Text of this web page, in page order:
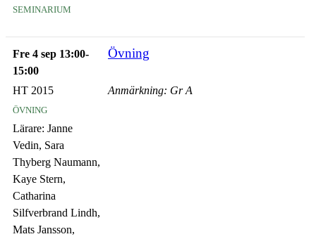
seminarium
Fre 4 sep 13:00-
15:00
Övning
HT 2015
övning
Lärare: Janne
Vedin, Sara
Thyberg Naumann,
Kaye Stern,
Catharina
Silfverbrand Lindh,
Mats Jansson,
Anmärkning: Gr A